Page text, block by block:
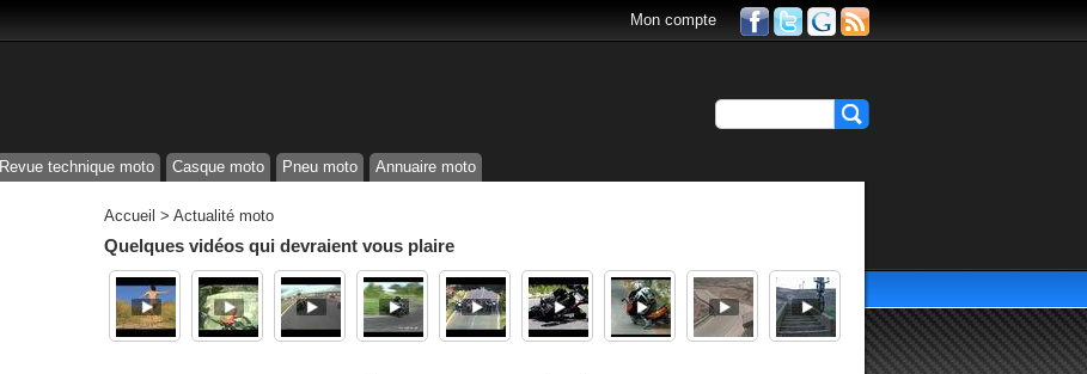
Mon compte
Revue technique moto Casque moto Pneu moto Annuaire moto
Accueil > Actualité moto
Quelques vidéos qui devraient vous plaire